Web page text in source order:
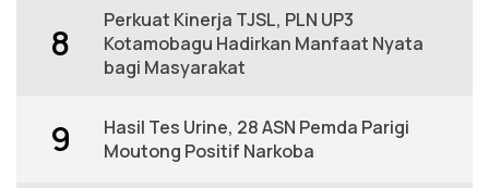
8
Perkuat Kinerja TJSL, PLN UP3
Kotamobagu Hadirkan Manfaat Nyata
bagi Masyarakat
9
Hasil Tes Urine, 28 ASN Pemda Parigi
Moutong Positif Narkoba